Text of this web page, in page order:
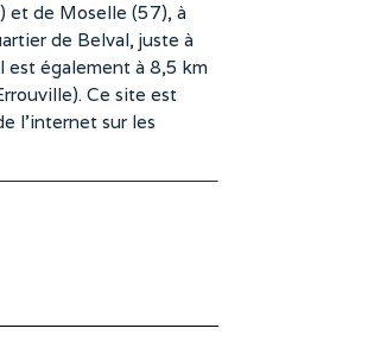
et de Moselle (57), à
de Belval, juste à
est également à 8,5 km
Ce site est
l’internet sur les